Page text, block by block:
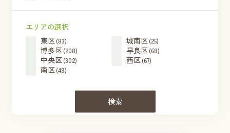
エリアの選択
東区(83) 城南区(25)
博多区(208) 早良区(68)
中央区(302) 西区(67)
南区(49)
検索